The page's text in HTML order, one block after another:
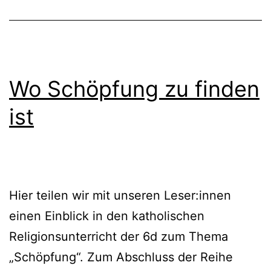
Wo Schöpfung zu finden
ist
Hier teilen wir mit unseren Leser:innen
einen Einblick in den katholischen
Religionsunterricht der 6d zum Thema
„Schöpfung“. Zum Abschluss der Reihe